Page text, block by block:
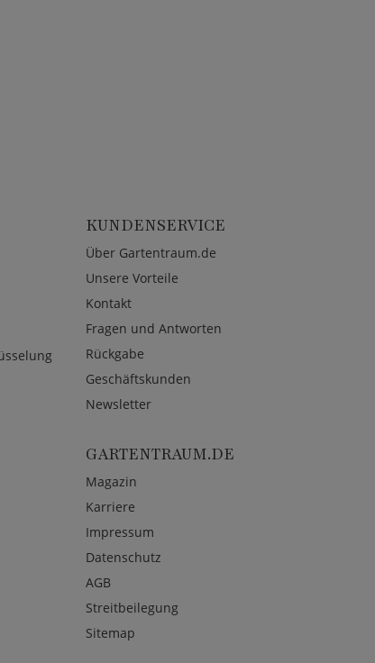
KUNDENSERVICE
Über Gartentraum.de
Unsere Vorteile
Kontakt
Fragen und Antworten
Rückgabe
Geschäftskunden
Newsletter
GARTENTRAUM.DE
Magazin
Karriere
Impressum
Datenschutz
AGB
Streitbeilegung
Sitemap